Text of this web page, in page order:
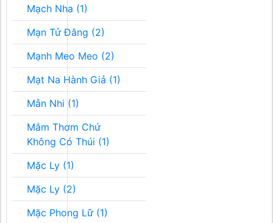
Mạch Nha (1)
Mạn Tử Đằng (2)
Mạnh Meo Meo (2)
Mạt Na Hành Giả (1)
Mẫn Nhi (1)
Mắm Thơm Chứ
Không Có Thúi (1)
Mặc Ly (1)
Mặc Ly (2)
Mặc Phong Lữ (1)